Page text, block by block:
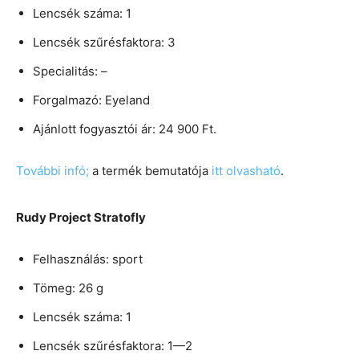
Lencsék száma: 1
Lencsék szűrésfaktora: 3
Specialitás: –
Forgalmazó: Eyeland
Ajánlott fogyasztói ár: 24 900 Ft.
További infó; a termék bemutatója itt olvasható.
Rudy Project Stratofly
Felhasználás: sport
Tömeg: 26 g
Lencsék száma: 1
Lencsék szűrésfaktora: 1—2